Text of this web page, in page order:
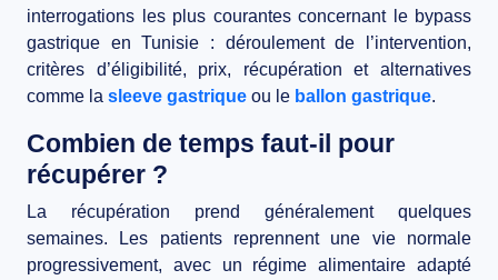
interrogations les plus courantes concernant le bypass
gastrique en Tunisie : déroulement de l’intervention,
critères d’éligibilité, prix, récupération et alternatives
comme la sleeve gastrique ou le ballon gastrique.
Combien de temps faut-il pour
récupérer ?
La récupération prend généralement quelques
semaines. Les patients reprennent une vie normale
progressivement, avec un régime alimentaire adapté